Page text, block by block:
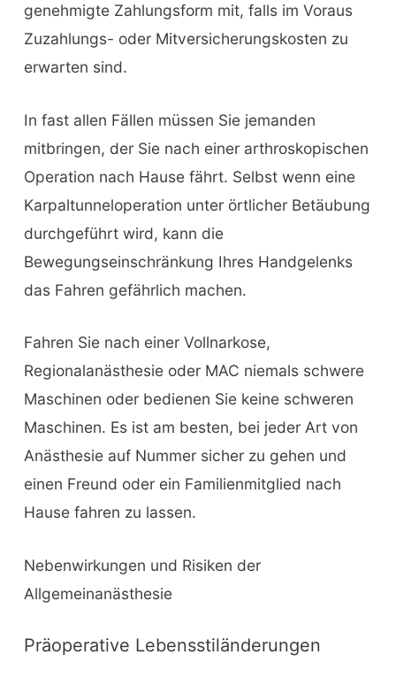
genehmigte Zahlungsform mit, falls im Voraus
Zuzahlungs- oder Mitversicherungskosten zu
erwarten sind.
In fast allen Fällen müssen Sie jemanden
mitbringen, der Sie nach einer arthroskopischen
Operation nach Hause fährt. Selbst wenn eine
Karpaltunneloperation unter örtlicher Betäubung
durchgeführt wird, kann die
Bewegungseinschränkung Ihres Handgelenks
das Fahren gefährlich machen.
Fahren Sie nach einer Vollnarkose,
Regionalanästhesie oder MAC niemals schwere
Maschinen oder bedienen Sie keine schweren
Maschinen. Es ist am besten, bei jeder Art von
Anästhesie auf Nummer sicher zu gehen und
einen Freund oder ein Familienmitglied nach
Hause fahren zu lassen.
Nebenwirkungen und Risiken der
Allgemeinanästhesie
Präoperative Lebensstiländerungen